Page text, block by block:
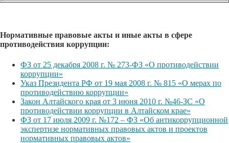
Нормативные правовые акты и иные акты в сфере
противодействия коррупции:
ФЗ от 25 декабря 2008 г. № 273-ФЗ «О противодействии
коррупции»
Указ Президента РФ от 19 мая 2008 г. № 815 «О мерах по
противодействию коррупции»
Закон Алтайского края от 3 июня 2010 г. №46-ЗС «О
противодействии коррупции в Алтайском крае»
ФЗ от 17 июля 2009 г. №172 – ФЗ «Об антикоррупционной
экспертизе нормативных правовых актов и проектов
нормативных правовых актов»